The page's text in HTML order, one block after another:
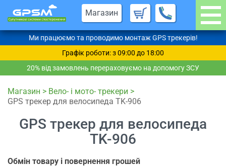
Магазин
Ми працюємо та проводимо монтаж GPS трекерів!
Графік роботи: з 09:00 до 18:00
20% від замовлень перераховуємо на допомогу ЗСУ
Магазин > Вело- і мото- трекери >
GPS трекер для велосипеда TK-906
GPS трекер для велосипеда
TK-906
Обмін товару і повернення грошей